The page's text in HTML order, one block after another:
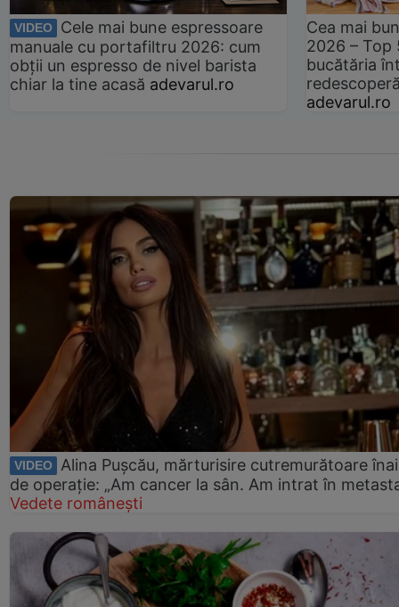
VIDEO
Cele mai bune espressoare
manuale cu portafiltru 2026: cum
obții un espresso de nivel barista
chiar la tine acasă adevarul.ro
Cea mai
2026 –
bucătăria
adevarul.ro
VIDEO
Alina Pușcău, mărturisire cutremurătoare
de operație: „Am cancer la sân. Am intrat în
Vedete românești